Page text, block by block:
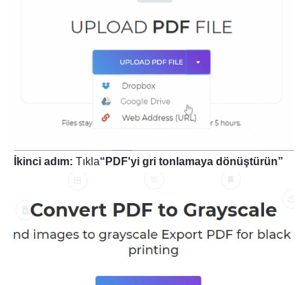
İkinci adım: Tıkla“PDF'yi gri tonlamaya dönüştürün”